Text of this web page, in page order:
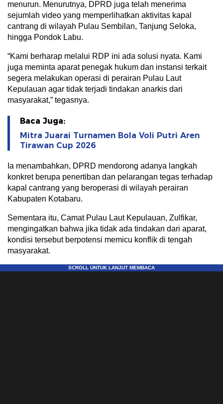
menurun. Menurutnya, DPRD juga telah menerima
sejumlah video yang memperlihatkan aktivitas kapal
cantrang di wilayah Pulau Sembilan, Tanjung Seloka,
hingga Pondok Labu.
“Kami berharap melalui RDP ini ada solusi nyata. Kami
juga meminta aparat penegak hukum dan instansi terkait
segera melakukan operasi di perairan Pulau Laut
Kepulauan agar tidak terjadi tindakan anarkis dari
masyarakat,” tegasnya.
Baca Juga:
Mitra Juarai Turnamen Bola Voli Putri Aren
Tirawan Cup 2026
Ia menambahkan, DPRD mendorong adanya langkah
konkret berupa penertiban dan pelarangan tegas terhadap
kapal cantrang yang beroperasi di wilayah perairan
Kabupaten Kotabaru.
Sementara itu, Camat Pulau Laut Kepulauan, Zulfikar,
mengingatkan bahwa jika tidak ada tindakan dari aparat,
kondisi tersebut berpotensi memicu konflik di tengah
masyarakat.